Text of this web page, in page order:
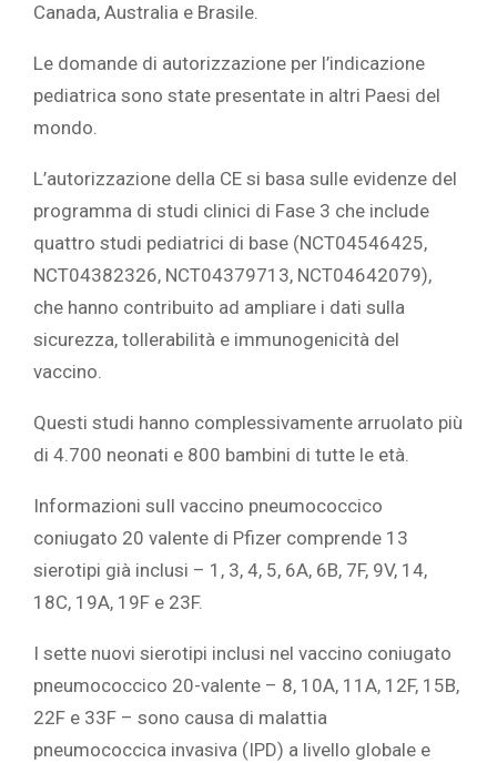
Canada, Australia e Brasile.
Le domande di autorizzazione per l’indicazione
pediatrica sono state presentate in altri Paesi del
mondo.
L’autorizzazione della CE si basa sulle evidenze del
programma di studi clinici di Fase 3 che include
quattro studi pediatrici di base (NCT04546425,
NCT04382326, NCT04379713, NCT04642079),
che hanno contribuito ad ampliare i dati sulla
sicurezza, tollerabilità e immunogenicità del
vaccino.
Questi studi hanno complessivamente arruolato più
di 4.700 neonati e 800 bambini di tutte le età.
Informazioni suIl vaccino pneumococcico
coniugato 20 valente di Pfizer comprende 13
sierotipi già inclusi – 1, 3, 4, 5, 6A, 6B, 7F, 9V, 14,
18C, 19A, 19F e 23F.
I sette nuovi sierotipi inclusi nel vaccino coniugato
pneumococcico 20-valente – 8, 10A, 11A, 12F, 15B,
22F e 33F – sono causa di malattia
pneumococcica invasiva (IPD) a livello globale e